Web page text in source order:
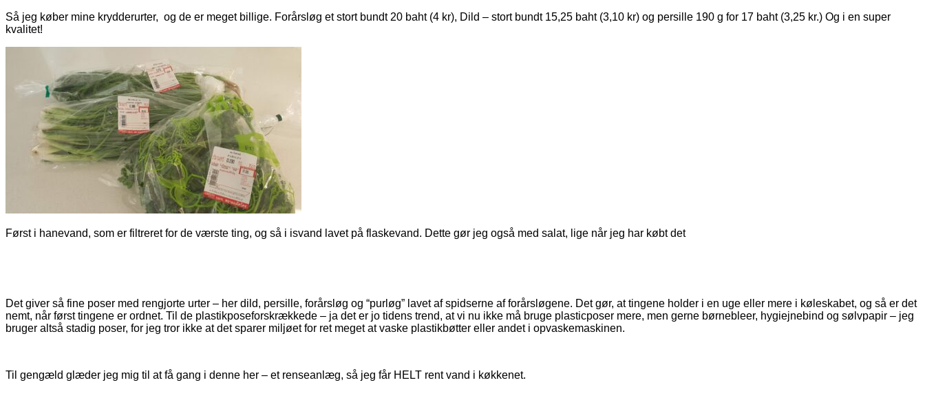
Så jeg køber mine krydderurter, og de er meget billige. Forårsløg et stort bundt 20 baht (4 kr), Dild – stort bundt 15,25 baht (3,10 kr) og persille 190 g for 17 baht (3,25 kr.) Og i en super
kvalitet!
Først i hanevand, som er filtreret for de værste ting, og så i isvand lavet på flaskevand. Dette gør jeg også med salat, lige når jeg har købt det
Det giver så fine poser med rengjorte urter – her dild, persille, forårsløg og “purløg” lavet af spidserne af forårsløgene. Det gør, at tingene holder i en uge eller mere i køleskabet, og så er det
nemt, når først tingene er ordnet. Til de plastikposeforskrækkede – ja det er jo tidens trend, at vi nu ikke må bruge plasticposer mere, men gerne børnebleer, hygiejnebind og sølvpapir – jeg
bruger altså stadig poser, for jeg tror ikke at det sparer miljøet for ret meget at vaske plastikbøtter eller andet i opvaskemaskinen.
Til gengæld glæder jeg mig til at få gang i denne her – et renseanlæg, så jeg får HELT rent vand i køkkenet.